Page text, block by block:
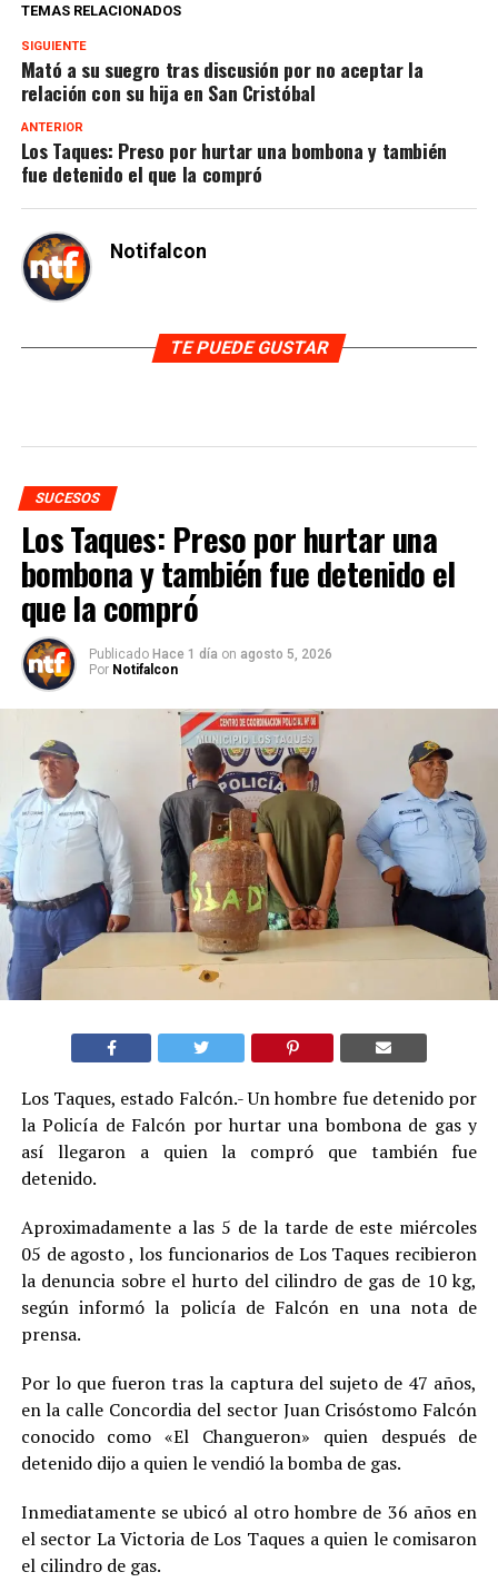
TEMAS RELACIONADOS
SIGUIENTE
Mató a su suegro tras discusión por no aceptar la
relación con su hija en San Cristóbal
ANTERIOR
Los Taques: Preso por hurtar una bombona y también
fue detenido el que la compró
Notifalcon
TE PUEDE GUSTAR
SUCESOS
Los Taques: Preso por hurtar una
bombona y también fue detenido el
que la compró
Publicado Hace 1 día on agosto 5, 2026
Por Notifalcon
Los Taques, estado Falcón.- Un hombre fue detenido por
la Policía de Falcón por hurtar una bombona de gas y
así llegaron a quien la compró que también fue
detenido.
Aproximadamente a las 5 de la tarde de este miércoles
05 de agosto , los funcionarios de Los Taques recibieron
la denuncia sobre el hurto del cilindro de gas de 10 kg,
según informó la policía de Falcón en una nota de
prensa.
Por lo que fueron tras la captura del sujeto de 47 años,
en la calle Concordia del sector Juan Crisóstomo Falcón
conocido como «El Changueron» quien después de
detenido dijo a quien le vendió la bomba de gas.
Inmediatamente se ubicó al otro hombre de 36 años en
el sector La Victoria de Los Taques a quien le comisaron
el cilindro de gas.